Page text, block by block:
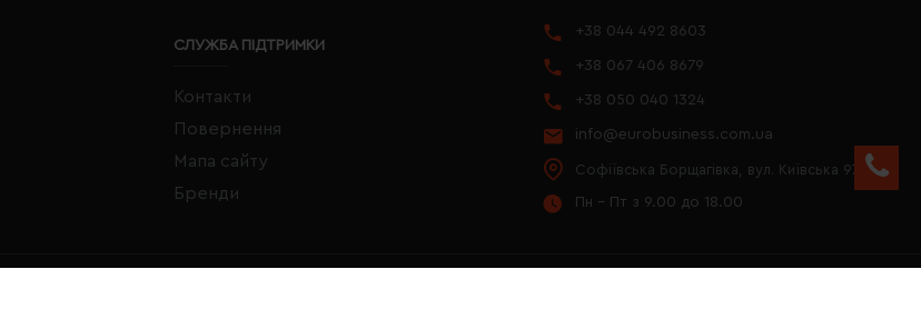
СЛУЖБА ПІДТРИМКИ
Контакти
Повернення
Мапа сайту
Бренди
+38 044 492 8603
+38 067 406 8679
+38 050 040 1324
info@eurobusiness.com.ua
Софіївська Борщагівка, вул. Київська 97
Пн - Пт з 9.00 до 18.00